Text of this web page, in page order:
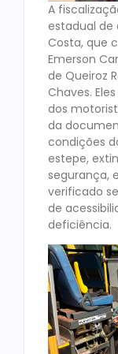
A
estadual de
Costa, que
Emerson
de Queiroz
Chaves.
dos
da
condições
estepe,
segurança,
verificado
de
deficiência.